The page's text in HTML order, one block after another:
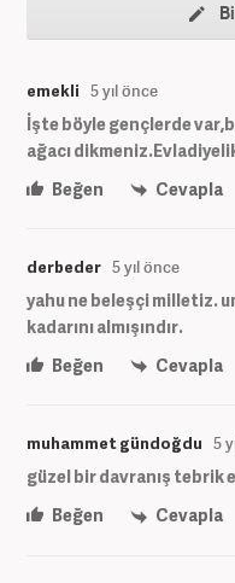
emekli 5 yıl önce
İşte böyle gençlerde
ağacı
Beğen
Cevapla
derbeder 5 yıl önce
yahu ne beleşçi milletiz.
kadarını almışındır.
Beğen
Cevapla
muhammet gündoğdu 5
güzel bir davranış tebrik
Beğen
Cevapla